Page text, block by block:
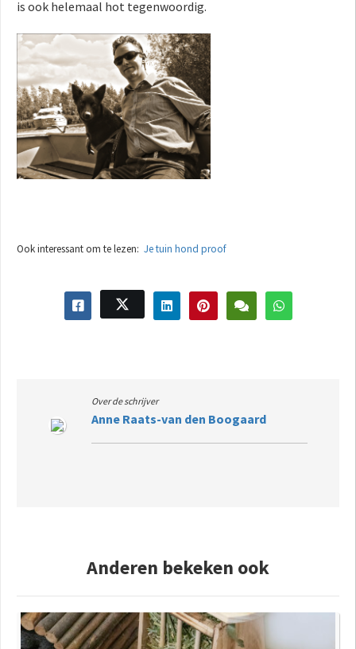
is ook helemaal hot tegenwoordig.
Ook interessant om te lezen: Je tuin hond proof
Over de schrijver
Anne Raats-van den Boogaard
Anderen bekeken ook